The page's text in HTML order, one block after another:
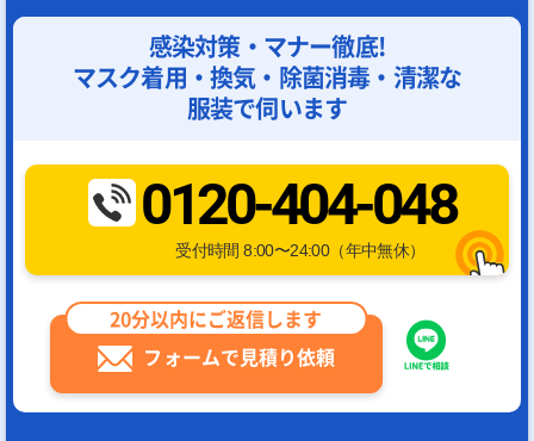
感染対策・マナー徹底!
マスク着用・換気・除菌消毒・清潔な
服装で伺います
0120-404-048
受付時間 8:00〜24:00（年中無休）
フォームで見積り依頼
20分以内にご返信します